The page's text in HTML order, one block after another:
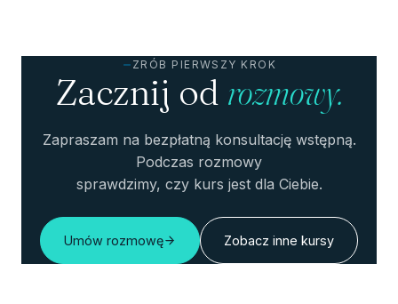
ZRÓB PIERWSZY KROK
Zacznij od rozmowy.
Zapraszam na bezpłatną konsultację wstępną.
Podczas rozmowy
sprawdzimy, czy kurs jest dla Ciebie.
Umów rozmowę Zobacz inne kursy